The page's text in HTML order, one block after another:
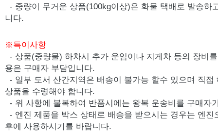
- 중량이 무거운 상품(100kg이상)은 화물 택배로 발송하
니다.
※특이사항
- 상품(중량물) 하차시 추가 운임이나 지게차 등의 장비
용은 구매자 부담입니다.
- 일부 도서 산간지역은 배송이 불가능 할수 있으며 직접
상품을 수령해야 합니다.
- 위 사항에 불복하여 반품시에는 왕복 운송비를 구매자
- 엔진 제품을 박스 상태로 배송을 받으시는 경우는 엔진
후에 사용하시기를 바랍니다.